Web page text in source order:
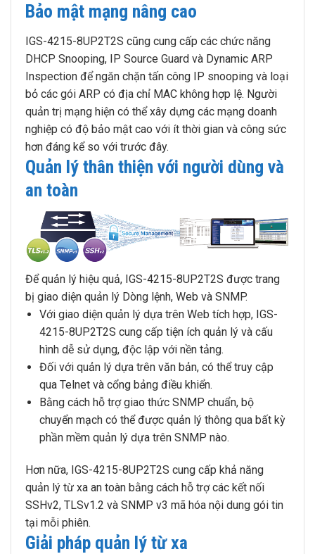
Bảo mật mạng nâng cao
IGS-4215-8UP2T2S cũng cung cấp các chức năng
DHCP Snooping, IP Source Guard và Dynamic ARP
Inspection để ngăn chặn tấn công IP snooping và loại
bỏ các gói ARP có địa chỉ MAC không hợp lệ. Người
quản trị mạng hiện có thể xây dựng các mạng doanh
nghiệp có độ bảo mật cao với ít thời gian và công sức
hơn đáng kể so với trước đây.
Quản lý thân thiện với người dùng và
an toàn
Để quản lý hiệu quả, IGS-4215-8UP2T2S được trang
bị giao diện quản lý Dòng lệnh, Web và SNMP.
Với giao diện quản lý dựa trên Web tích hợp, IGS-
4215-8UP2T2S cung cấp tiện ích quản lý và cấu
hình dễ sử dụng, độc lập với nền tảng.
Đối với quản lý dựa trên văn bản, có thể truy cập
qua Telnet và cổng bảng điều khiển.
Bằng cách hỗ trợ giao thức SNMP chuẩn, bộ
chuyển mạch có thể được quản lý thông qua bất kỳ
phần mềm quản lý dựa trên SNMP nào.
Hơn nữa, IGS-4215-8UP2T2S cung cấp khả năng
quản lý từ xa an toàn bằng cách hỗ trợ các kết nối
SSHv2, TLSv1.2 và SNMP v3 mã hóa nội dung gói tin
tại mỗi phiên.
Giải pháp quản lý từ xa